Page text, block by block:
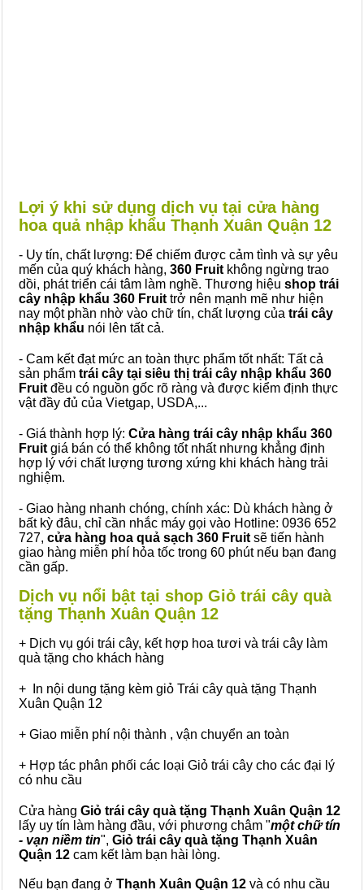
Lợi ý khi sử dụng dịch vụ tại cửa hàng
hoa quả nhập khẩu Thạnh Xuân Quận 12
- Uy tín, chất lượng: Để chiếm được cảm tình và sự yêu
mến của quý khách hàng, 360 Fruit không ngừng trao
dồi, phát triển cái tâm làm nghề. Thương hiệu shop trái
cây nhập khẩu 360 Fruit trở nên mạnh mẽ như hiện
nay một phần nhờ vào chữ tín, chất lượng của trái cây
nhập khẩu nói lên tất cả.
- Cam kết đạt mức an toàn thực phẩm tốt nhất: Tất cả
sản phẩm trái cây tại siêu thị trái cây nhập khẩu 360
Fruit đều có nguồn gốc rõ ràng và được kiểm định thực
vật đầy đủ của Vietgap, USDA,...
- Giá thành hợp lý: Cửa hàng trái cây nhập khẩu 360
Fruit giá bán có thể không tốt nhất nhưng khẳng định
hợp lý với chất lượng tương xứng khi khách hàng trải
nghiệm.
- Giao hàng nhanh chóng, chính xác: Dù khách hàng ở
bất kỳ đâu, chỉ cần nhắc máy gọi vào Hotline: 0936 652
727, cửa hàng hoa quả sạch 360 Fruit sẽ tiến hành
giao hàng miễn phí hỏa tốc trong 60 phút nếu bạn đang
cần gấp.
Dịch vụ nổi bật tại shop Giỏ trái cây quà
tặng Thạnh Xuân Quận 12
+ Dịch vụ gói trái cây, kết hợp hoa tươi và trái cây làm
quà tặng cho khách hàng
+ In nội dung tặng kèm giỏ Trái cây quà tặng Thạnh
Xuân Quận 12
+ Giao miễn phí nội thành , vận chuyển an toàn
+ Hợp tác phân phối các loại Giỏ trái cây cho các đại lý
có nhu cầu
Cửa hàng Giỏ trái cây quà tặng Thạnh Xuân Quận 12
lấy uy tín làm hàng đầu, với phương châm "một chữ tín
- vạn niềm tin", Giỏ trái cây quà tặng Thạnh Xuân
Quận 12 cam kết làm bạn hài lòng.
Nếu bạn đang ở Thạnh Xuân Quận 12 và có nhu cầu